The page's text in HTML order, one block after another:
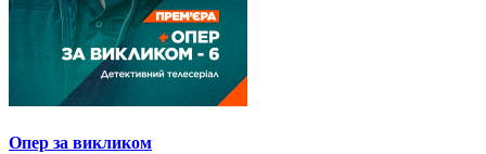
Опер за викликом